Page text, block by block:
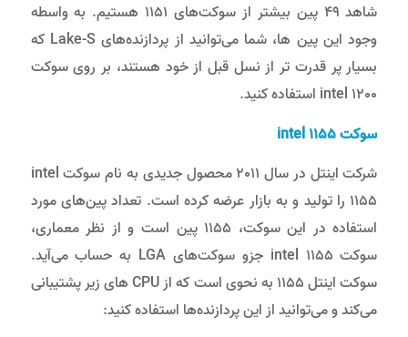
شاهد 49 پین بیشتر از سوکت‌های 1151 هستیم. به واسطه
وجود این پین ها، شما می‌توانید از پردازنده‌های Lake-S که
بسیار پر قدرت تر از نسل قبل از خود هستند، بر روی سوکت
intel 1200 استفاده کنید.
سوکتintel 1155
شرکت اینتل در سال 2011 محصول جدیدی به نام سوکت intel
1155 را تولید و به بازار عرضه کرده است. تعداد پین‌های مورد
استفاده در این سوکت، 1155 پین است و از نظر معماری،
سوکت intel 1155 جزو سوکت‌های LGA به حساب می‌آید.
سوکت اینتل 1155 به نحوی است که از CPU‌ های زیر پشتیبانی
می‌کند و می‌توانید از این پردازنده‌ها استفاده کنید: